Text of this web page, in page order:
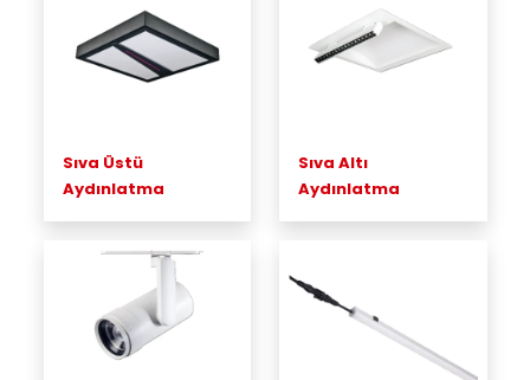
Sıva Üstü
Aydınlatma
Sıva Altı
Aydınlatma